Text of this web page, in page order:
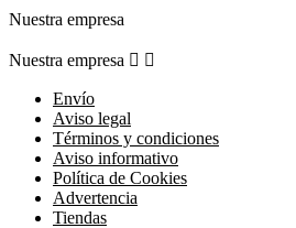
Nuestra empresa
Nuestra empresa  
Envío
Aviso legal
Términos y condiciones
Aviso informativo
Política de Cookies
Advertencia
Tiendas